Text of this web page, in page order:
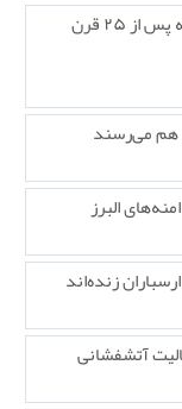
۱۰ حقیقت جالب درباره تخت جمشید؛ شکوهی که پس از ۲۵ قرن
هم می‌رسند
البرز
زنده‌اند
آتشفشانی